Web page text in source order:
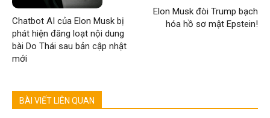
Chatbot AI của Elon Musk bị
phát hiện đăng loạt nội dung
bài Do Thái sau bản cập nhật
mới
Elon Musk đòi Trump bạch
hóa hồ sơ mật Epstein!
BÀI VIẾT LIÊN QUAN